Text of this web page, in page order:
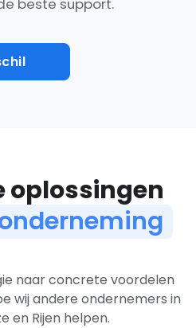
beste support.
oplossingen
branche
naar concrete voordelen
wij andere ondernemers in
en Rijen helpen.